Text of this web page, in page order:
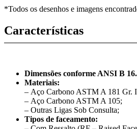
*Todos os desenhos e imagens
Características
Dimensões conforme ANSI B
Materiais:
– Aço Carbono ASTM A 181 Gr.
– Aço Carbono ASTM A 105;
– Outras Ligas Sob Consulta;
Tipos de faceamento: